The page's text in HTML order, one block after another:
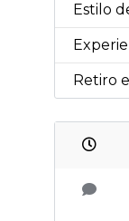
Estilo
Retiro